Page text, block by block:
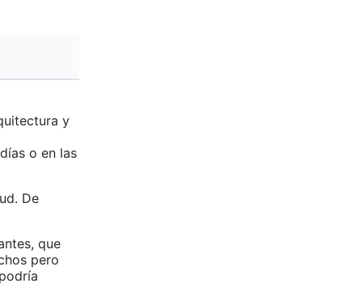
y
o en las
De
que
pero